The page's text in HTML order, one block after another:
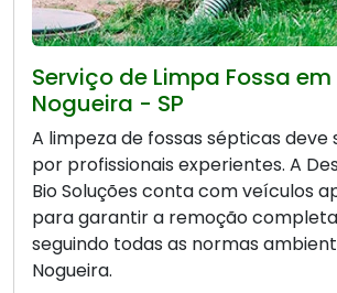
Serviço de Limpa Fossa
Nogueira - SP
A limpeza de fossas sépticas deve
por profissionais experientes. A
Bio Soluções conta com veículos
para garantir a remoção
seguindo todas as normas
Nogueira.